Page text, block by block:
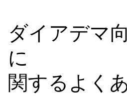
ダイアデマ
に
関するよく